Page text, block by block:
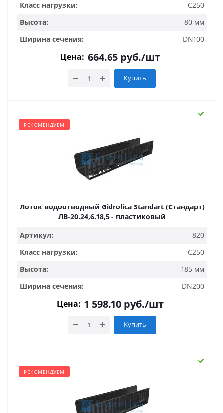
Класс нагрузки:
C250
Высота:
80 мм
Ширина сечения:
DN100
Цена: 664.65 руб./шт
Купить
РЕКОМЕНДУЕМ
Лоток водоотводный Gidrolica Standart (Стандарт)
ЛВ-20.24,6.18,5 - пластиковый
Артикул:
820
Класс нагрузки:
C250
Высота:
185 мм
Ширина сечения:
DN200
Цена: 1 598.10 руб./шт
Купить
РЕКОМЕНДУЕМ